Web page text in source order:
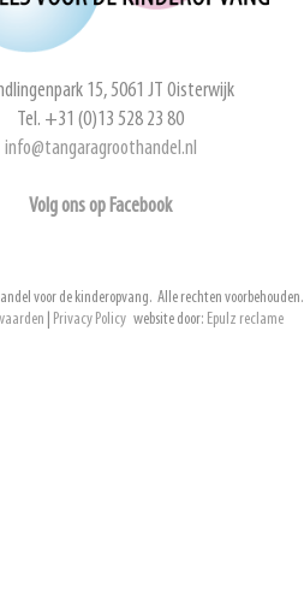
15, 5061 JT Oisterwijk
Tel. +31 (0)13 528 23 80
info@tangaragroothandel.nl
Volg ons op Facebook
voor de kinderopvang. Alle rechten voorbehouden.
Privacy Policy website door: Epulz reclame